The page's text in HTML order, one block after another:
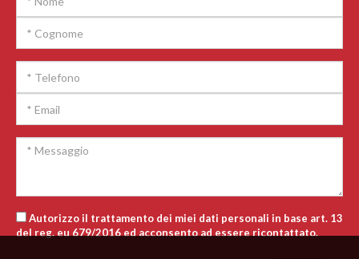
Autorizzo il trattamento dei miei dati personali in base art. 13
del reg. eu 679/2016 ed acconsento ad essere ricontattato.